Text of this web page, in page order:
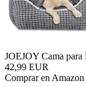
JOEJOY Cama para
42,99 EUR
Comprar en Amazon